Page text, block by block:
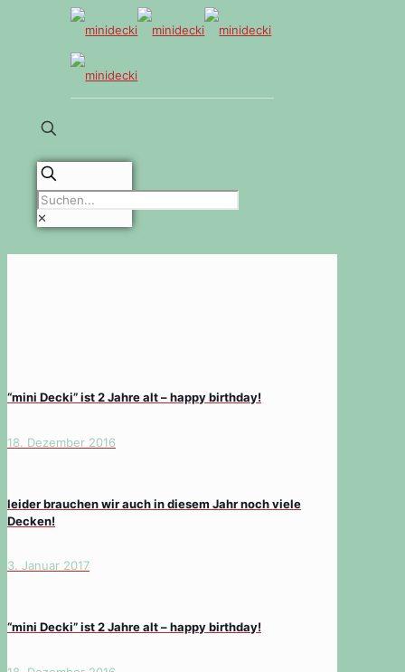
✕
“mini Decki” ist 2 Jahre alt – happy birthday!
18. Dezember 2016
leider brauchen wir auch in diesem Jahr noch viele
Decken!
3. Januar 2017
“mini Decki” ist 2 Jahre alt – happy birthday!